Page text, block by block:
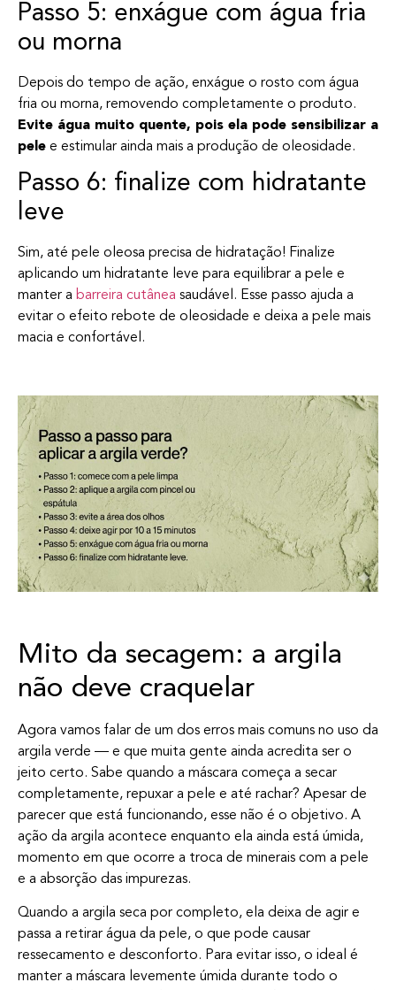
Passo 5: enxágue com água fria
ou morna
Depois do tempo de ação, enxágue o rosto com água
fria ou morna, removendo completamente o produto.
Evite água muito quente, pois ela pode sensibilizar a
pele e estimular ainda mais a produção de oleosidade.
Passo 6: finalize com hidratante
leve
Sim, até pele oleosa precisa de hidratação! Finalize
aplicando um hidratante leve para equilibrar a pele e
manter a barreira cutânea saudável. Esse passo ajuda a
evitar o efeito rebote de oleosidade e deixa a pele mais
macia e confortável.
Mito da secagem: a argila
não deve craquelar
Agora vamos falar de um dos erros mais comuns no uso da
argila verde — e que muita gente ainda acredita ser o
jeito certo. Sabe quando a máscara começa a secar
completamente, repuxar a pele e até rachar? Apesar de
parecer que está funcionando, esse não é o objetivo. A
ação da argila acontece enquanto ela ainda está úmida,
momento em que ocorre a troca de minerais com a pele
e a absorção das impurezas.
Quando a argila seca por completo, ela deixa de agir e
passa a retirar água da pele, o que pode causar
ressecamento e desconforto. Para evitar isso, o ideal é
manter a máscara levemente úmida durante todo o